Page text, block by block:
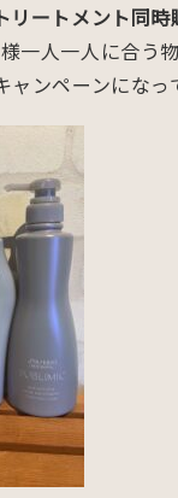
リートメント同
一人一人に合う
ャンペーンになっ